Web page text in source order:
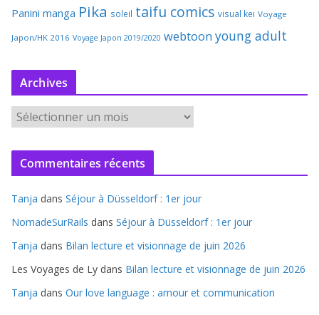
Panini manga Pika soleil taifu comics visual kei Voyage
Japon/HK 2016 Voyage Japon 2019/2020 webtoon young adult
Archives
r
c
v
e
Commentaires récents
Tanja dans Séjour à Düsseldorf : 1er jour
NomadeSurRails dans Séjour à Düsseldorf : 1er jour
Tanja dans Bilan lecture et visionnage de juin 2026
Les Voyages de Ly dans Bilan lecture et visionnage de juin 2026
Tanja dans Our love language : amour et communication